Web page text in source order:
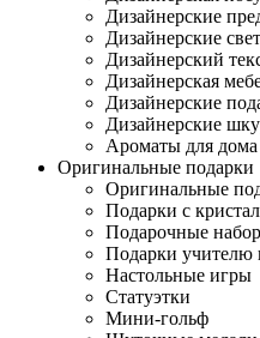
Дизайнерские
Дизайнерские
Дизайнерский
Дизайнерская
Дизайнерские
Дизайнерские
Ароматы для дома
Оригинальные подарки
Оригинальные
Подарки с
Подарочные
Подарки учителю
Настольные игры
Статуэтки
Мини-гольф